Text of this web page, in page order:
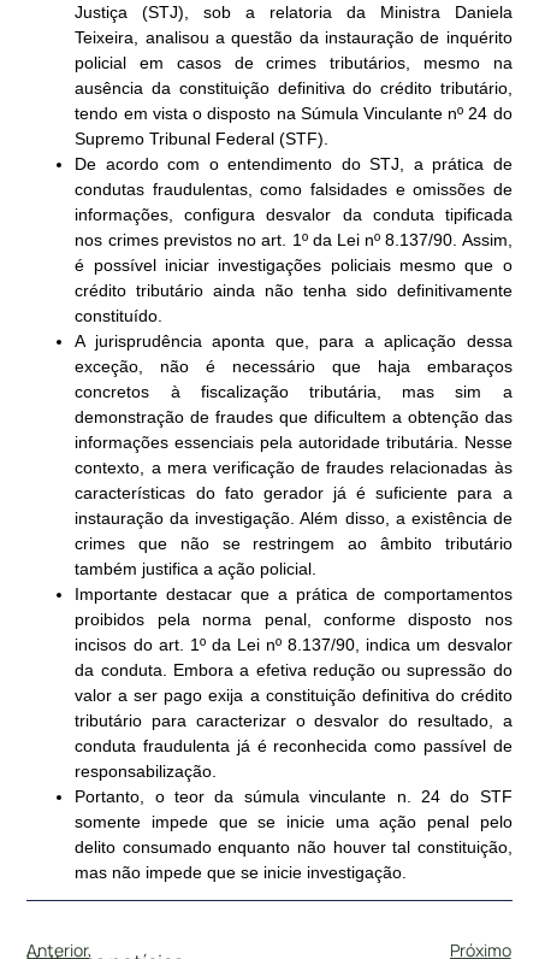
Justiça (STJ), sob a relatoria da Ministra Daniela
Teixeira, analisou a questão da instauração de inquérito
policial em casos de crimes tributários, mesmo na
ausência da constituição definitiva do crédito tributário,
tendo em vista o disposto na Súmula Vinculante nº 24 do
Supremo Tribunal Federal (STF).
De acordo com o entendimento do STJ, a prática de
condutas fraudulentas, como falsidades e omissões de
informações, configura desvalor da conduta tipificada
nos crimes previstos no art. 1º da Lei nº 8.137/90. Assim,
é possível iniciar investigações policiais mesmo que o
crédito tributário ainda não tenha sido definitivamente
constituído.
A jurisprudência aponta que, para a aplicação dessa
exceção, não é necessário que haja embaraços
concretos à fiscalização tributária, mas sim a
demonstração de fraudes que dificultem a obtenção das
informações essenciais pela autoridade tributária. Nesse
contexto, a mera verificação de fraudes relacionadas às
características do fato gerador já é suficiente para a
instauração da investigação. Além disso, a existência de
crimes que não se restringem ao âmbito tributário
também justifica a ação policial.
Importante destacar que a prática de comportamentos
proibidos pela norma penal, conforme disposto nos
incisos do art. 1º da Lei nº 8.137/90, indica um desvalor
da conduta. Embora a efetiva redução ou supressão do
valor a ser pago exija a constituição definitiva do crédito
tributário para caracterizar o desvalor do resultado, a
conduta fraudulenta já é reconhecida como passível de
responsabilização.
Portanto, o teor da súmula vinculante n. 24 do STF
somente impede que se inicie uma ação penal pelo
delito consumado enquanto não houver tal constituição,
mas não impede que se inicie investigação.
Anterior Próximo